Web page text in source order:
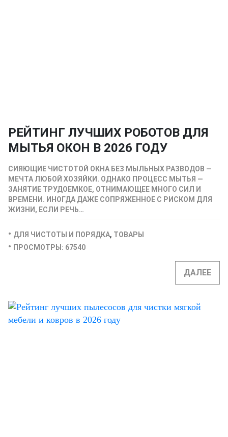
РЕЙТИНГ ЛУЧШИХ РОБОТОВ ДЛЯ
МЫТЬЯ ОКОН В 2026 ГОДУ
СИЯЮЩИЕ ЧИСТОТОЙ ОКНА БЕЗ МЫЛЬНЫХ РАЗВОДОВ —
МЕЧТА ЛЮБОЙ ХОЗЯЙКИ. ОДНАКО ПРОЦЕСС МЫТЬЯ —
ЗАНЯТИЕ ТРУДОЕМКОЕ, ОТНИМАЮЩЕЕ МНОГО СИЛ И
ВРЕМЕНИ. ИНОГДА ДАЖЕ СОПРЯЖЕННОЕ С РИСКОМ ДЛЯ
ЖИЗНИ, ЕСЛИ РЕЧЬ…
ДЛЯ ЧИСТОТЫ И ПОРЯДКА, ТОВАРЫ
ПРОСМОТРЫ: 67540
ДАЛЕЕ